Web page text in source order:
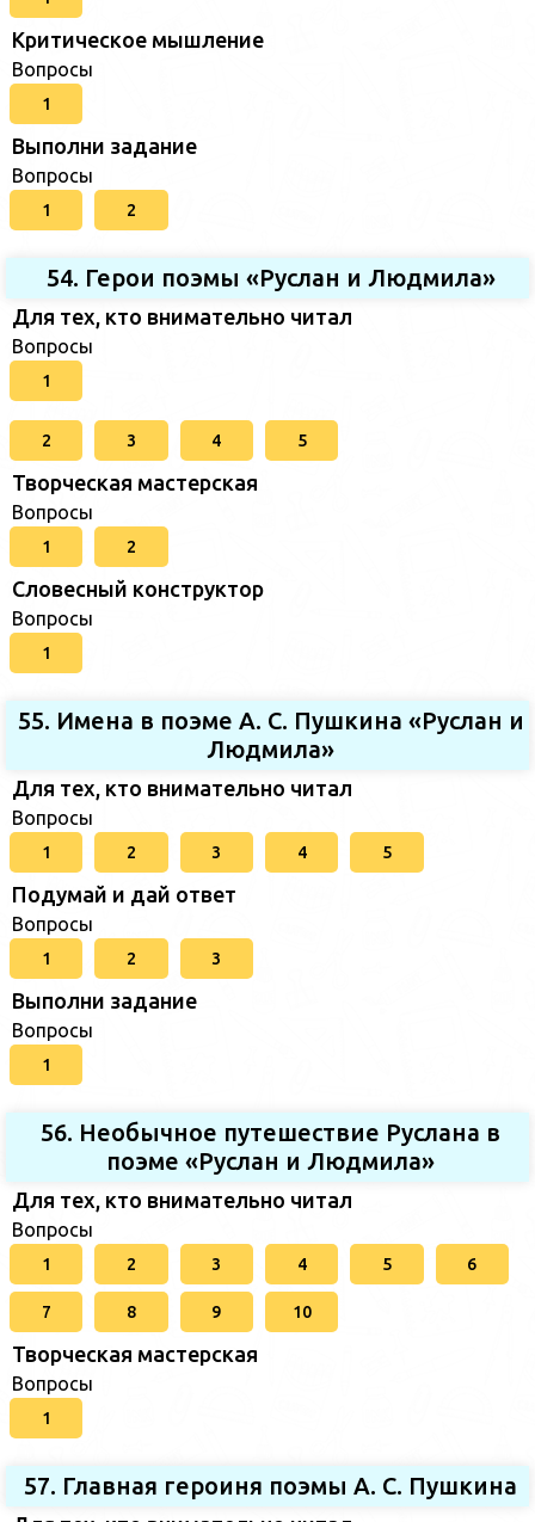
Критическое мышление
Вопросы
1
Выполни задание
Вопросы
1 2
54. Герои поэмы «Руслан и Людмила»
Для тех, кто внимательно читал
Вопросы
1
2 3 4 5
Творческая мастерская
Вопросы
1 2
Словесный конструктор
Вопросы
1
55. Имена в поэме А. С. Пушкина «Руслан и
Людмила»
Для тех, кто внимательно читал
Вопросы
1 2 3 4 5
Подумай и дай ответ
Вопросы
1 2 3
Выполни задание
Вопросы
1
56. Необычное путешествие Руслана в
поэме «Руслан и Людмила»
Для тех, кто внимательно читал
Вопросы
1 2 3 4 5 6
7 8 9 10
Творческая мастерская
Вопросы
1
57. Главная героиня поэмы А. С. Пушкина